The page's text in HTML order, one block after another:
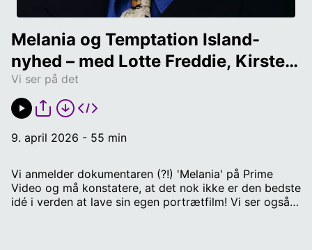
Vi ser på det
Melania og Temptation Island-
nyhed – med Lotte Freddie, Kirsten
Jacobsen og Christian Mejdahl
9. april 2026 - 55 min
Vi anmelder dokumentaren (?!) 'Melania' på Prime
Video og må konstatere, at det nok ikke er den bedste
idé i verden at lave sin egen portrætfilm! Vi ser også